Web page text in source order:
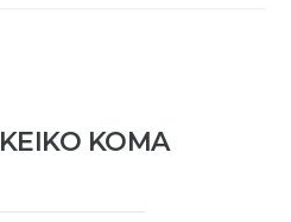
KEIKO KOMA